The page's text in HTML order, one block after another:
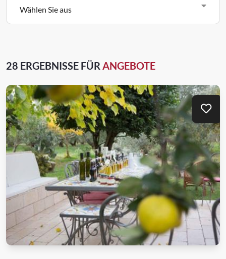
Wählen Sie aus
28 ERGEBNISSE FÜR ANGEBOTE